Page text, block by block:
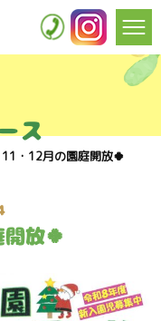
ス
11・12月の園庭開放🍀
放🍀